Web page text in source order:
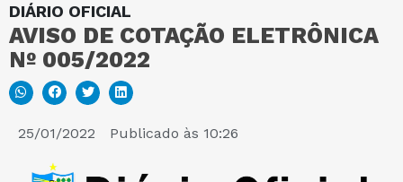
DIÁRIO OFICIAL
AVISO DE COTAÇÃO ELETRÔNICA
Nº 005/2022
25/01/2022 Publicado às 10:26
MAPA DO SITE
PORTAL DA TRANSPARÊNCIA
E-SIC